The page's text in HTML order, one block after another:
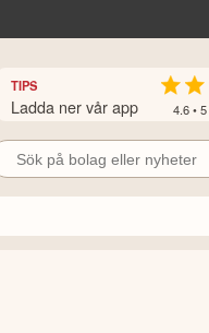
TIPS
Ladda ner vår app 4.6 •